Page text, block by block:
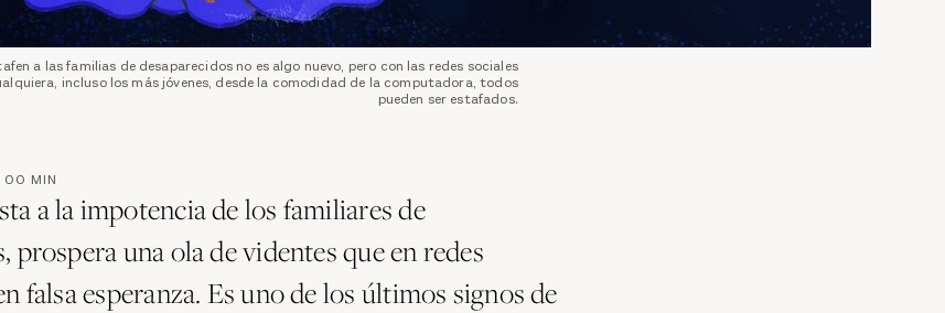
a las familias de desaparecidos no es algo nuevo, pero con las redes sociales
incluso los más jóvenes, desde la comodidad de la computadora, todos
pueden ser estafados.
00 MIN
a la impotencia de los familiares de
prospera una ola de videntes que en redes
falsa esperanza. Es uno de los últimos signos de